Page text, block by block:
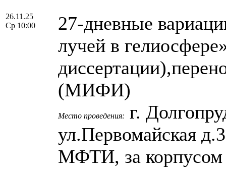
26.11.25
Ср 10:00
27-дневные
лучей в
(МИФИ)
Место проведения:
г.
ул.Первомайская
МФТИ, за